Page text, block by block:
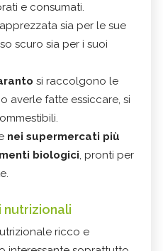
e consumati.
sia per le sue
scuro sia per i suoi
si raccolgono le
averle fatte essiccare, si
nei supermercati più
biologici, pronti per
ricco e